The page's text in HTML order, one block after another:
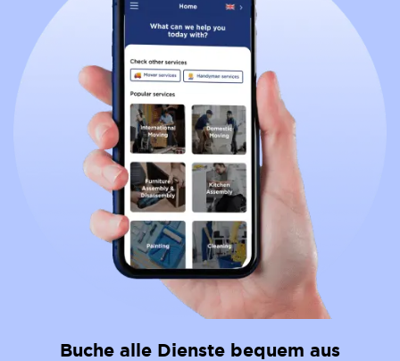
Buche alle Dienste bequem aus